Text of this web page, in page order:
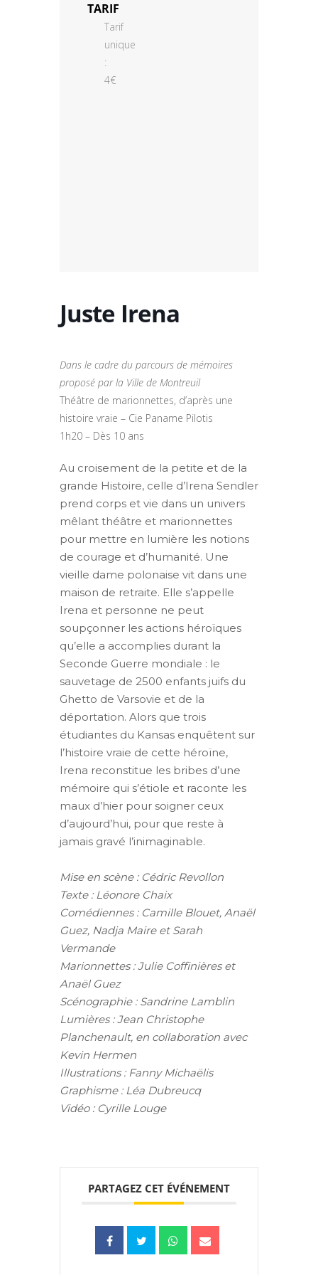
TARIF
Tarif
unique
:
4€
Juste Irena
Dans le cadre du parcours de mémoires
proposé par la Ville de Montreuil
Théâtre de marionnettes, d’après une
histoire vraie – Cie Paname Pilotis
1h20 – Dès 10 ans
Au croisement de la petite et de la
grande Histoire, celle d’Irena Sendler
prend corps et vie dans un univers
mêlant théâtre et marionnettes
pour mettre en lumière les notions
de courage et d’humanité. Une
vieille dame polonaise vit dans une
maison de retraite. Elle s’appelle
Irena et personne ne peut
soupçonner les actions héroïques
qu’elle a accomplies durant la
Seconde Guerre mondiale : le
sauvetage de 2500 enfants juifs du
Ghetto de Varsovie et de la
déportation. Alors que trois
étudiantes du Kansas enquêtent sur
l’histoire vraie de cette héroïne,
Irena reconstitue les bribes d’une
mémoire qui s’étiole et raconte les
maux d’hier pour soigner ceux
d’aujourd’hui, pour que reste à
jamais gravé l’inimaginable.
Mise en scène : Cédric Revollon
Texte : Léonore Chaix
Comédiennes : Camille Blouet, Anaël
Guez, Nadja Maire et Sarah
Vermande
Marionnettes :Julie Coffinières et
Anaël Guez
Scénographie : Sandrine Lamblin
Lumières : Jean Christophe
Planchenault, en collaboration avec
Kevin Hermen
Illustrations : Fanny Michaëlis
Graphisme : Léa Dubreucq
Vidéo : Cyrille Louge
PARTAGEZ CET ÉVÉNEMENT